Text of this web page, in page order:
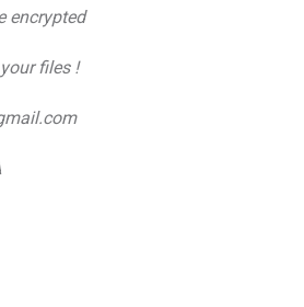
encrypted
files !